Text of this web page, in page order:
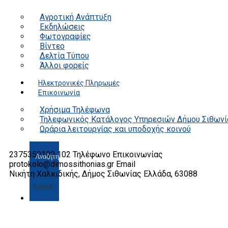
Αγροτική Ανάπτυξη
Εκδηλώσεις
Φωτογραφίες
Βίντεο
Δελτία Τύπου
Άλλοι φορείς
Ηλεκτρονικές Πληρωμές
Επικοινωνία
Χρήσιμα Τηλέφωνα
Τηλεφωνικός Κατάλογος Υπηρεσιών Δήμου
Ωράρια λειτουργίας και υποδοχής κοινού
Search
2375350100 102 Τηλέφωνο Επικοινωνίας
protokolo@dimossithonias.gr Email
Νικήτη Χαλκιδικής, Δήμος Σιθωνίας Ελλάδα, 63088